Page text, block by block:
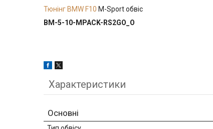
Тюнінг BMW F10 M-Sport обвіс
BM-5-10-MPACK-RS2GO_O
Характеристики
Основні